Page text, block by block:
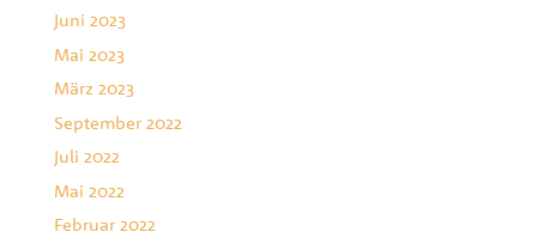
Juni 2023
Mai 2023
März 2023
September 2022
Juli 2022
Mai 2022
Februar 2022